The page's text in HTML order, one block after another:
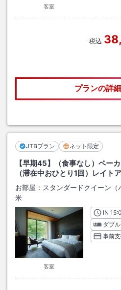
客室
税込
プランの詳
JTBプラン ネット限定
【早期45】（食事なし）ベー
（滞在中おひとり1回）レイト
お部屋： スタンダードクイーン（
米
客室
INチ
ダブル
事前